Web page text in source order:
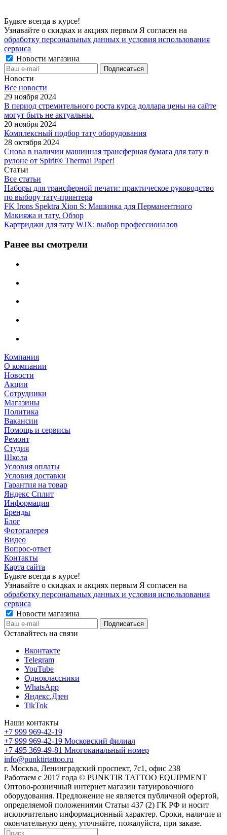
Будьте всегда в курсе!
Узнавайте о скидках и акциях первым Я согласен на
обработку персональных данных и условия использования
сервиса
Новости магазина
Новости
Все новости
29 ноября 2024
В период стремительного роста курса доллара цены на сайте
могут быть не актуальны.
20 ноября 2024
Комплексный подбор тату оборудования
28 октября 2024
Снова в наличии машинная трансферная бумага для тату в
рулоне от Spirit® Thermal Paper!
Статьи
Все статьи
Наборы для трансферной печати: практическое руководство
по выбору тату‑принтера
FK Irons Spektra Xion S: Машинка для Перманентного
Макияжа и тату. Обзор
Картриджи для тату WJX: выбор профессионалов
Ранее вы смотрели
Компания
О компании
Новости
Акции
Сотрудники
Магазины
Политика
Вакансии
Помощь и сервисы
Ремонт
Студия
Школа
Условия оплаты
Условия доставки
Гарантия на товар
Яндекс Сплит
Информация
Бренды
Блог
Фотогалерея
Видео
Вопрос-ответ
Контакты
Карта сайта
Будьте всегда в курсе!
Узнавайте о скидках и акциях первым Я согласен на
обработку персональных данных и условия использования
сервиса
Новости магазина
Оставайтесь на связи
Вконтакте
Telegram
YouTube
Одноклассники
WhatsApp
Яндекс.Дзен
TikTok
Наши контакты
+7 999 969-42-19
+7 999 969-42-19 Московский филиал
+7 495 369-49-81 Многоканальный номер
info@punktirtattoo.ru
г. Москва, Ленинградский проспект, 7с1, офис 238
Работаем с 2017 года © PUNKTIR TATTOO EQUIPMENT
Оптово-розничный интернет магазин татуировочного
оборудования. Предложение не является публичной офертой,
определяемой положениями Статьи 437 (2) ГК РФ и носит
исключительно информационный характер. Сроки, наличие и
окончательную цену, уточняйте, пожалуйста, при заказе.